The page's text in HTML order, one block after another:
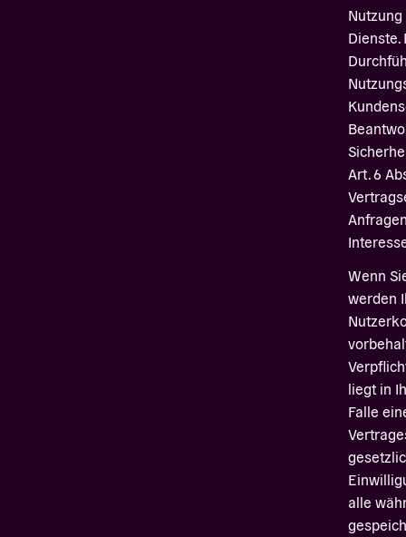
Art. 6
Wenn
werden
liegt in
Falle
alle